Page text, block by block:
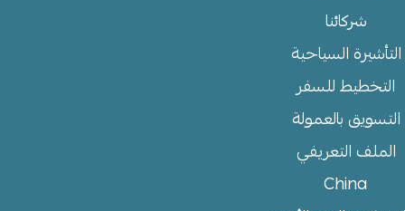
شركائنا
التأشيرة السياحية
التخطيط للسفر
التسويق بالعمولة
الملف التعريفي
China